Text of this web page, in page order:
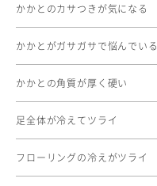
かかとのカサつきが気になる
かかとがガサガサで悩んでいる
かかとの角質が厚く硬い
足全体が冷えてツライ
フローリングの冷えがツライ